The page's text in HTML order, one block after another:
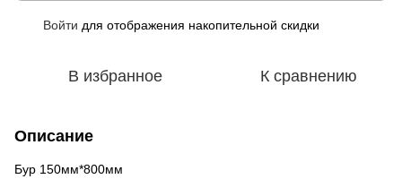
Войти для отображения накопительной скидки
В избранное К сравнению
Описание
Бур 150мм*800мм